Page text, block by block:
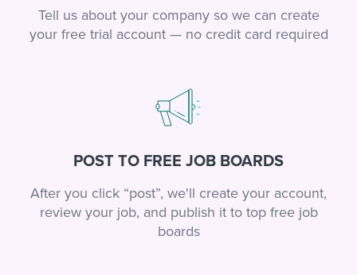
Tell us about your company so we can create
your free trial account — no credit card required
POST TO FREE JOB BOARDS
After you click “post”, we'll create your account,
review your job, and publish it to top free job
boards